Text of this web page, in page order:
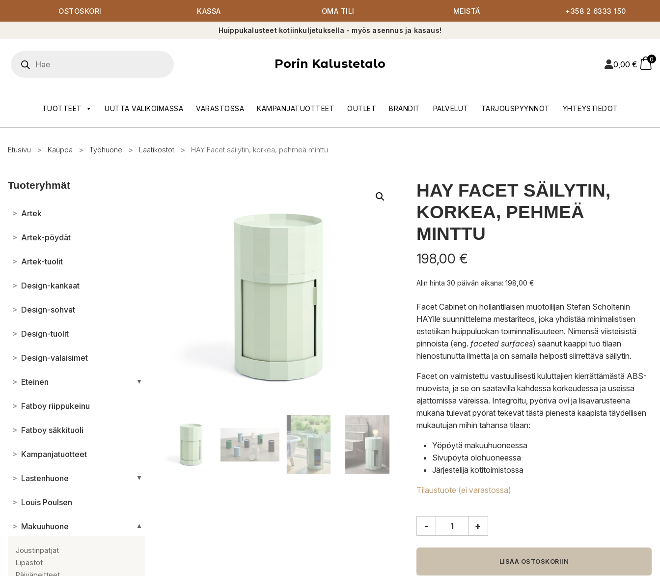
OSTOSKORI KASSA OMA TILI MEISTÄ +358 2 6333 150
Huippukalusteet kotiinkuljetuksella - myös asennus ja kasaus!
search
Porin Kalustetalo 0,00 €
0
TUOTTEET UUTTA VALIKOIMASSA VARASTOSSA KAMPANJATUOTTEET OUTLET BRÄNDIT PALVELUT TARJOUSPYYNNÖT YHTEYSTIEDOT
Etusivu > Kauppa > Työhuone > Laatikostot > HAY Facet säilytin, korkea, pehmeä minttu
Tuoteryhmät
> Artek
> Artek-pöydät
> Artek-tuolit
> Design-kankaat
> Design-sohvat
> Design-tuolit
> Design-valaisimet
> Eteinen ▼
> Fatboy riippukeinu
> Fatboy säkkituoli
> Kampanjatuotteet
> Lastenhuone ▼
> Louis Poulsen
> Makuuhuone ▼
Joustinpatjat
Lipastot
HAY FACET SÄILYTIN,
KORKEA, PEHMEÄ
MINTTU
198,00 €
Alin hinta 30 päivän aikana: 198,00 €
Facet Cabinet on hollantilaisen muotoilijan Stefan Scholtenin
HAYlle suunnittelema mestariteos, joka yhdistää minimalistisen
estetiikan huippuluokan toiminnallisuuteen. Nimensä viisteisistä
pinnoista (eng. faceted surfaces) saanut kaappi tuo tilaan
hienostunutta ilmettä ja on samalla helposti siirrettävä säilytin.
Facet on valmistettu vastuullisesti kuluttajien kierrättämästä ABS-
muovista, ja se on saatavilla kahdessa korkeudessa ja useissa
ajattomissa väreissä. Integroitu, pyörivä ovi ja lisävarusteena
mukana tulevat pyörät tekevät tästä pienestä kaapista täydellisen
mukautujan mihin tahansa tilaan:
Yöpöytä makuuhuoneessa
Sivupöytä olohuoneessa
Järjestelijä kotitoimistossa
Tilaustuote (ei varastossa)
säilytin,
pehmeä
- +
LISÄÄ OSTOSKORIIN